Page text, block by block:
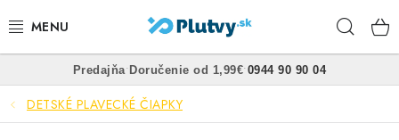
na
PLÁVANIE
ŠNORCHLOVANIE
Predajňa• Doručenie od 1,99€• 0944 90 90 04
DETSKÉ PLAVECKÉ ČIAPKY